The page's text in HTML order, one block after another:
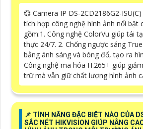
💞 Camera IP DS-2CD2186G2-
tích hợp công nghệ hình ảnh nổi bật
gồm:1. Công nghệ ColorVu giúp tái
thực 24/7. 2. Chống ngược sáng
bằng ánh sáng và bóng đổ, tạo ra
Công nghệ mã hóa H.265+ giúp
trữ mà vẫn giữ chất lượng hình ảnh
📌 TÍNH NĂNG ĐẶC BIỆT NÀO CỦA
SẮC NÉT HIKVISION GIÚP NÂNG